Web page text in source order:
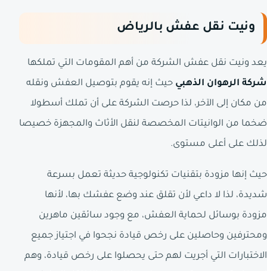
ونيت نقل عفش بالرياض
يعد ونيت نقل عفش الشركة من أهم المقومات التي تملكها
شركة الرهوان الذهبي حيث إنه يقوم بتوصيل العفش ونقله
من مكان إلى الآخر، لذا حرصت الشركة على أن تملك أسطولا
ضخما من الوانيتات المخصصة لنقل الأثاث والمجهزة خصيصا
لذلك على أعلى مستوى.
حيث إنها مزودة بتقنيات تكنولوجية حديثة تعمل بسرعة
شديدة، لذا لا داعي لأن تقلق عند وضع عفشك بها، لأنها
مزودة بوسائل لحماية العفش، مع وجود سائقين ماهرين
ومحترفين وحاصلين على رخص قيادة نجحوا في اجتياز جميع
الاختبارات التي أجريت لهم حتى يحصلوا على رخص قيادة، وهم